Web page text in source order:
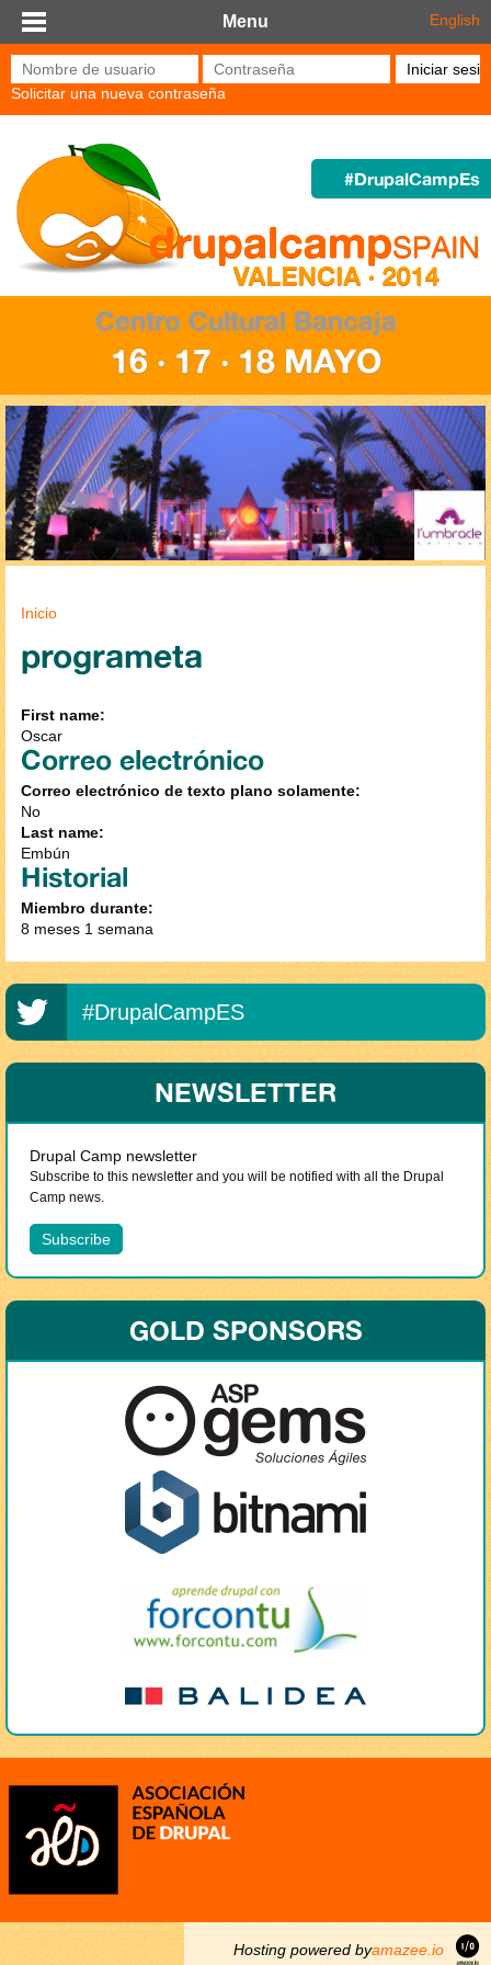
Pasar al contenido principal
Menu English
Nombre de usuario* Contraseña*
Solicitar una nueva contraseña
#DrupalCampEs
Centro Cultural Bancaja
16 · 17 · 18 MAYO
Se encuentra usted aquí
Inicio
programeta
First name:
Oscar
Correo electrónico
Correo electrónico de texto plano solamente:
No
Last name:
Embún
Historial
Miembro durante:
8 meses 1 semana
#DrupalCampES
NEWSLETTER
Drupal Camp newsletter
Subscribe to this newsletter and you will be notified with all the Drupal
Camp news.
GOLD SPONSORS
Hosting powered byamazee.io